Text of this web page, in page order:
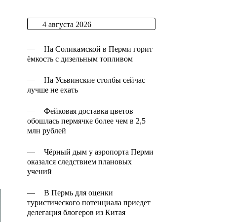
4 августа 2026
—
На Соликамской в Перми горит
ёмкость с дизельным топливом
—
На Усьвинские столбы сейчас
лучше не ехать
—
Фейковая доставка цветов
обошлась пермячке более чем в 2,5
млн рублей
—
Чёрный дым у аэропорта Перми
оказался следствием плановых
учений
—
В Пермь для оценки
туристического потенциала приедет
делегация блогеров из Китая